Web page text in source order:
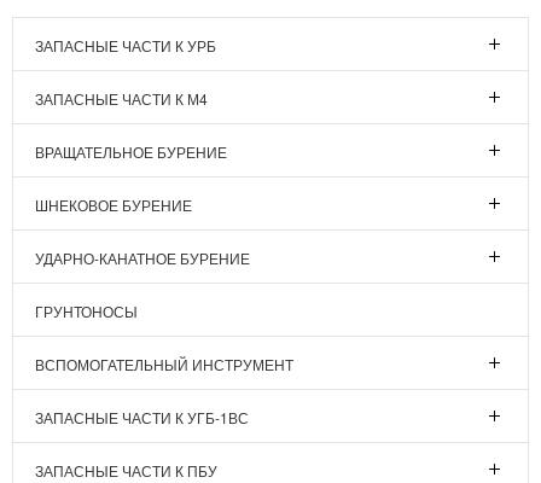
ЗАПАСНЫЕ ЧАСТИ К УРБ
ЗАПАСНЫЕ ЧАСТИ К М4
ВРАЩАТЕЛЬНОЕ БУРЕНИЕ
ШНЕКОВОЕ БУРЕНИЕ
УДАРНО-КАНАТНОЕ БУРЕНИЕ
ГРУНТОНОСЫ
ВСПОМОГАТЕЛЬНЫЙ ИНСТРУМЕНТ
ЗАПАСНЫЕ ЧАСТИ К УГБ-1ВС
ЗАПАСНЫЕ ЧАСТИ К ПБУ